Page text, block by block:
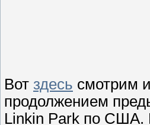
Вот здесь смотрим
продолжением
Linkin Park по США.